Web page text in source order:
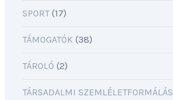
SPORT(17)
TÁMOGATÓK (38)
TÁROLÓ (2)
TÁRSADALMI SZEMLÉLETFORMÁLÁS